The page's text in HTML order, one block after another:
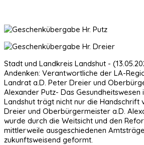
Stadt und Landkreis Landshut -
Andenken: Verantwortliche der LA-
Landrat a.D. Peter Dreier und
Alexander Putz- Das Gesundheitswesen
Landshut trägt nicht nur die Handschrift
Dreier und Oberbürgermeister a.D.
wurde durch die Weitsicht und den
mittlerweile ausgeschiedenen
zukunftsweisend geformt.